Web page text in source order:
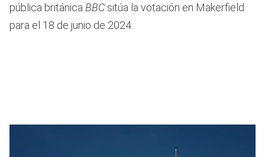
pública británica BBC sitúa la votación en Makerfield
para el 18 de junio de 2024.